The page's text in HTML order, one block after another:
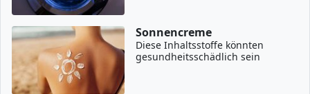
Sonnencreme
Diese Inhaltsstoffe könnten
gesundheitsschädlich sein